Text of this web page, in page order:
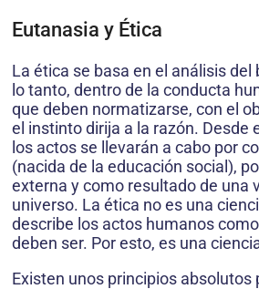
Eutanasia y Ética
La ética se basa en el análisis del
lo tanto, dentro de la conducta
que deben normatizarse, con el
el instinto dirija a la razón. Desde
los actos se llevarán a cabo por
(nacida de la educación social),
externa y como resultado de una
universo. La ética no es una
describe los actos humanos
deben ser. Por esto, es una
Existen unos principios absolutos